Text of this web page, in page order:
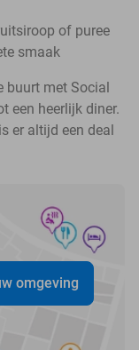
of puree
smaak
buurt met Social
een heerlijk diner.
er altijd een deal
omgeving